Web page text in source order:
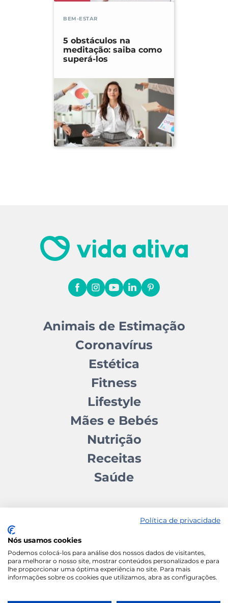
BEM-ESTAR
5 obstáculos na
meditação: saiba como
superá-los
Animais de Estimação
Coronavírus
Estética
Fitness
Lifestyle
Mães e Bebés
Nutrição
Receitas
Saúde
Contactos Quem somos Autores
Estatuto Editorial
Ficha Técnica
Manifesto
Política de Privacidade
Política de privacidade
Nós usamos cookies
Podemos colocá-los para análise dos nossos dados de visitantes,
para melhorar o nosso site, mostrar conteúdos personalizados e para
lhe proporcionar uma óptima experiência no site. Para mais
informações sobre os cookies que utilizamos, abra as configurações.